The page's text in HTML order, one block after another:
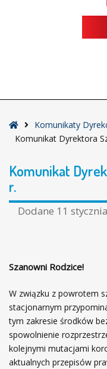
Strona
główna
Komunikaty
Komunikat Dyrektora
Komunikat
r.
Dodane 11
Szanowni Rodzice!
W związku z powrotem
stacjonarnym
tym zakresie środków
spowolnienie
kolejnymi mutacjami
aktualnych przepisów